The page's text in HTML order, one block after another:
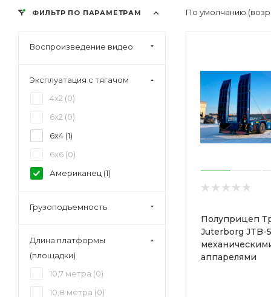
По умолчанию
Полуприцеп
Juterborg JTB-
аппарелями
ФИЛЬТР ПО ПАРАМЕТРАМ
Воспроизведение видео
Эксплуатация с тягачом
4x2 (0)
6x2 (0)
6x4 (1)
6x6 (0)
Американец (1)
Грузоподъемность
Длина платформы
(площадки)
10,7 метра (0)
10,8 метра (0)